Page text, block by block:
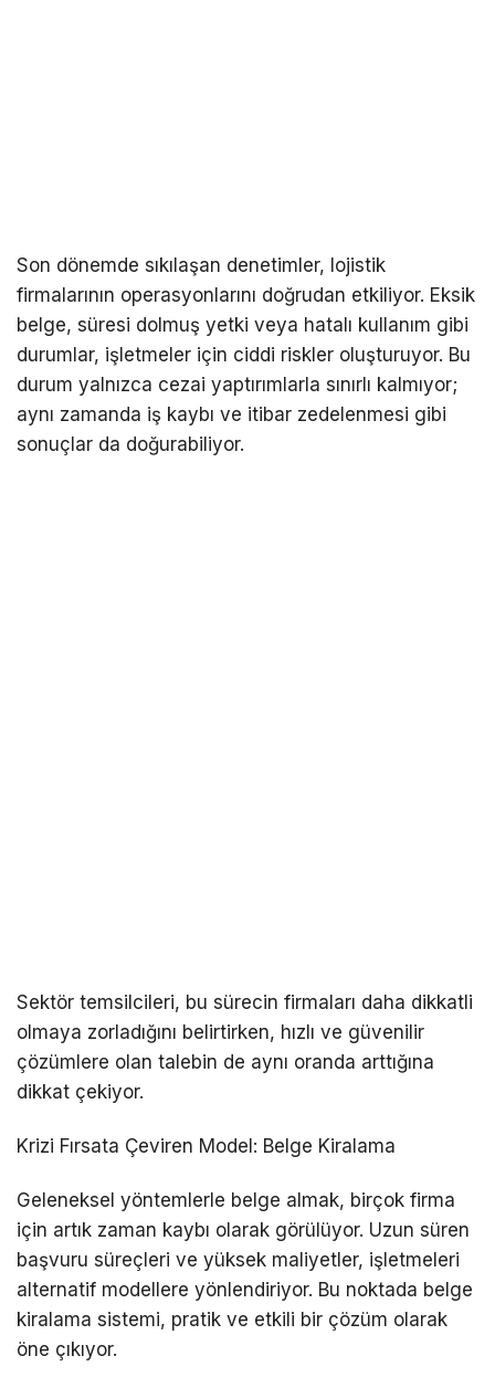
Son dönemde sıkılaşan denetimler, lojistik
firmalarının operasyonlarını doğrudan etkiliyor. Eksik
belge, süresi dolmuş yetki veya hatalı kullanım gibi
durumlar, işletmeler için ciddi riskler oluşturuyor. Bu
durum yalnızca cezai yaptırımlarla sınırlı kalmıyor;
aynı zamanda iş kaybı ve itibar zedelenmesi gibi
sonuçlar da doğurabiliyor.
Sektör temsilcileri, bu sürecin firmaları daha dikkatli
olmaya zorladığını belirtirken, hızlı ve güvenilir
çözümlere olan talebin de aynı oranda arttığına
dikkat çekiyor.
Krizi Fırsata Çeviren Model: Belge Kiralama
Geleneksel yöntemlerle belge almak, birçok firma
için artık zaman kaybı olarak görülüyor. Uzun süren
başvuru süreçleri ve yüksek maliyetler, işletmeleri
alternatif modellere yönlendiriyor. Bu noktada belge
kiralama sistemi, pratik ve etkili bir çözüm olarak
öne çıkıyor.